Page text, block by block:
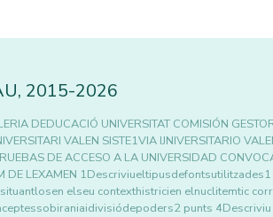
, 2015-2026
DEDUCACIÓ UNIVERSITAT COMISIÓN
VALEN SISTE1VIA IJNIVERSITARIO
DE ACCESO A LA UNIVERSIDAD
DE LEXAMEN
elseu contexthistricien elnuclitemtic
punts